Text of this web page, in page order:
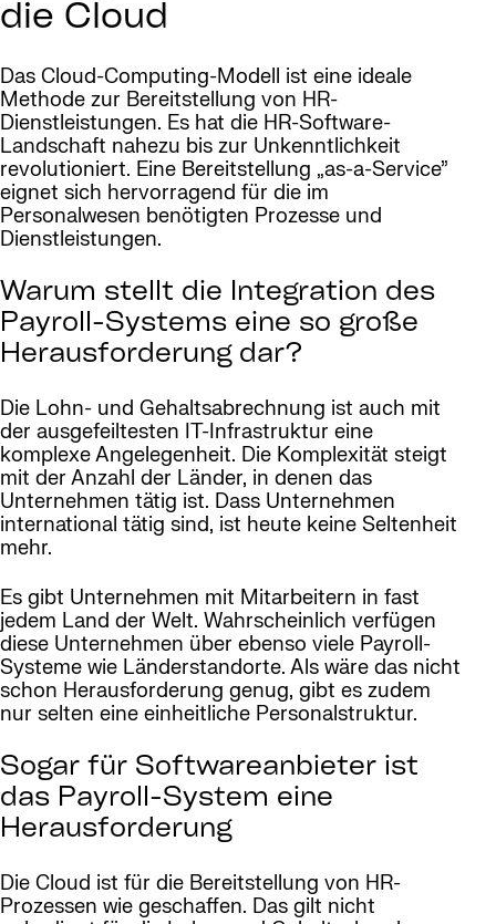
die Cloud
Das Cloud-Computing-Modell ist eine ideale
Methode zur Bereitstellung von HR-
Dienstleistungen. Es hat die HR-Software-
Landschaft nahezu bis zur Unkenntlichkeit
revolutioniert. Eine Bereitstellung „as-a-Service”
eignet sich hervorragend für die im
Personalwesen benötigten Prozesse und
Dienstleistungen.
Warum stellt die Integration des
Payroll-Systems eine so große
Herausforderung dar?
Die Lohn- und Gehaltsabrechnung ist auch mit
der ausgefeiltesten IT-Infrastruktur eine
komplexe Angelegenheit. Die Komplexität steigt
mit der Anzahl der Länder, in denen das
Unternehmen tätig ist. Dass Unternehmen
international tätig sind, ist heute keine Seltenheit
mehr.
Es gibt Unternehmen mit Mitarbeitern in fast
jedem Land der Welt. Wahrscheinlich verfügen
diese Unternehmen über ebenso viele Payroll-
Systeme wie Länderstandorte. Als wäre das nicht
schon Herausforderung genug, gibt es zudem
nur selten eine einheitliche Personalstruktur.
Sogar für Softwareanbieter ist
das Payroll-System eine
Herausforderung
Die Cloud ist für die Bereitstellung von HR-
Prozessen wie geschaffen. Das gilt nicht